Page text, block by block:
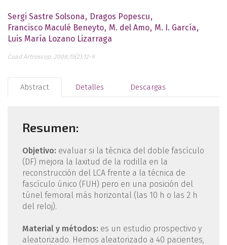
Sergi Sastre Solsona
Dragos Popescu
Francisco Maculé Beneyto M. del Amo M. I. García
Luis María Lozano Lizarraga
Cuad Artroscop. 2008;15(2):12-9
Abstract Detalles Descargas
Resumen:
Objetivo: evaluar si la técnica del doble fascículo
(DF) mejora la laxitud de la rodilla en la
reconstrucción del LCA frente a la técnica de
fascículo único (FUH) pero en una posición del
túnel femoral más horizontal (las 10 h o las 2 h
del reloj).
Material y métodos: es un estudio prospectivo y
aleatorizado. Hemos aleatorizado a 40 pacientes,